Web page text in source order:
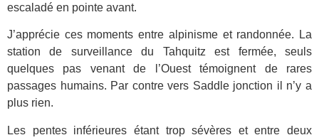
escaladé en pointe avant.
J’apprécie ces moments entre alpinisme et randonnée. La
station de surveillance du Tahquitz est fermée, seuls
quelques pas venant de l’Ouest témoignent de rares
passages humains. Par contre vers Saddle jonction il n’y a
plus rien.
Les pentes inférieures étant trop sévères et entre deux